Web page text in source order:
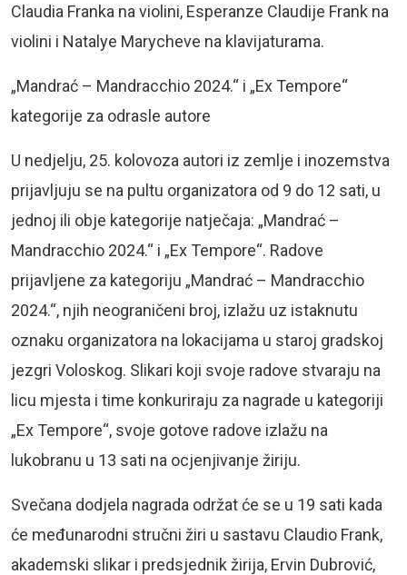
Claudia Franka na violini, Esperanze Claudije Frank na
violini i Natalye Marycheve na klavijaturama.
„Mandrać – Mandracchio 2024.“ i „Ex Tempore“
kategorije za odrasle autore
U nedjelju, 25. kolovoza autori iz zemlje i inozemstva
prijavljuju se na pultu organizatora od 9 do 12 sati, u
jednoj ili obje kategorije natječaja: „Mandrać –
Mandracchio 2024.“ i „Ex Tempore“. Radove
prijavljene za kategoriju „Mandrać – Mandracchio
2024.“, njih neograničeni broj, izlažu uz istaknutu
oznaku organizatora na lokacijama u staroj gradskoj
jezgri Voloskog. Slikari koji svoje radove stvaraju na
licu mjesta i time konkuriraju za nagrade u kategoriji
„Ex Tempore“, svoje gotove radove izlažu na
lukobranu u 13 sati na ocjenjivanje žiriju.
Svečana dodjela nagrada održat će se u 19 sati kada
će međunarodni stručni žiri u sastavu Claudio Frank,
akademski slikar i predsjednik žirija, Ervin Dubrović,